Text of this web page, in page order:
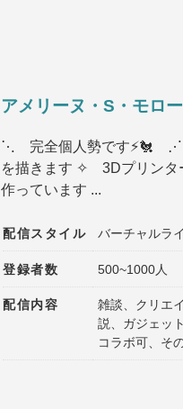
アメリーヌ・S・モロー
⋱ 完全個人勢です⚡🐔
を描きます ✧ 3Dプリンタ
作っています ...
配信スタイル バーチャルラ
登録者数 500~1000人
配信内容
雑談、クリエ
説、ガジェッ
コラボ可、そ